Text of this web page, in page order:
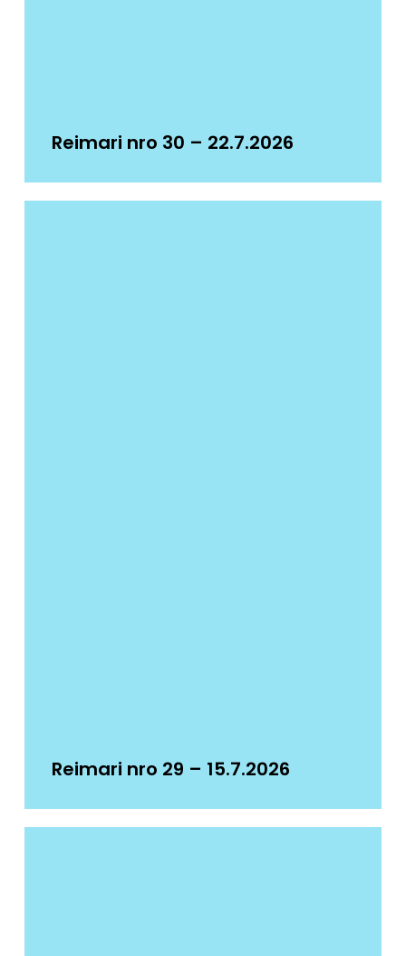
Reimari nro 30 – 22.7.2026
Reimari nro 29 – 15.7.2026